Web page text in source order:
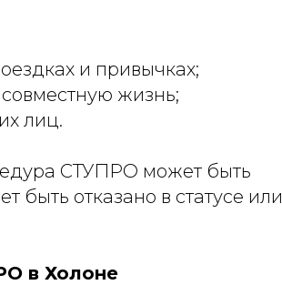
и привычках;
жизнь;
лиц.
СТУПРО может быть
быть отказано в статусе или
в Холоне